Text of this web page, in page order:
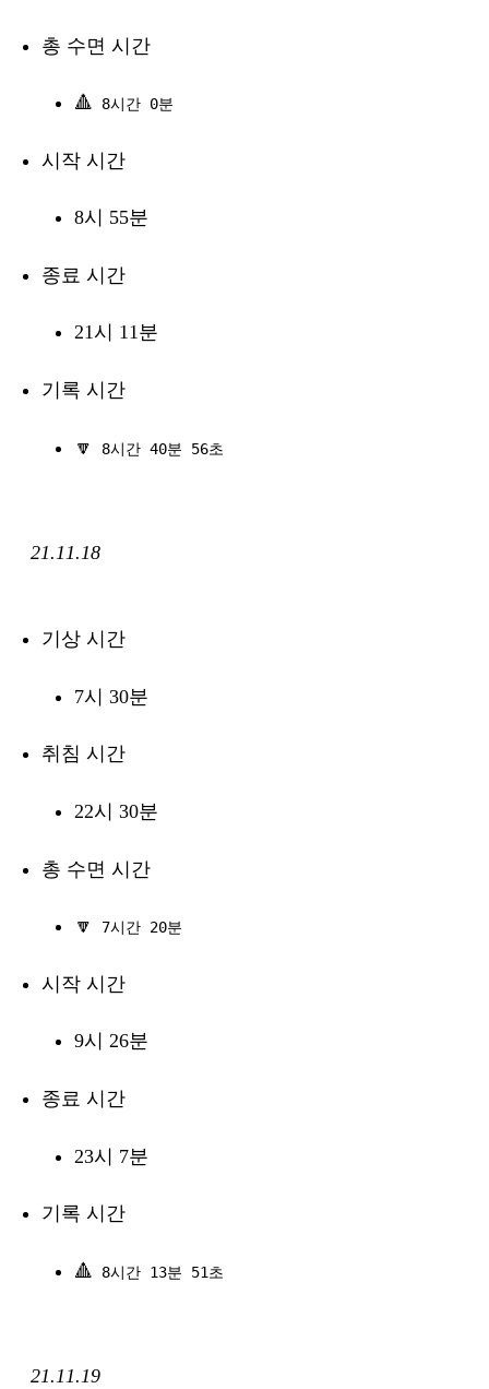
총 수면 시간
🔺 8시간 0분
시작 시간
8시 55분
종료 시간
21시 11분
기록 시간
🔽 8시간 40분 56초
21.11.18
기상 시간
7시 30분
취침 시간
22시 30분
총 수면 시간
🔽 7시간 20분
시작 시간
9시 26분
종료 시간
23시 7분
기록 시간
🔺 8시간 13분 51초
21.11.19